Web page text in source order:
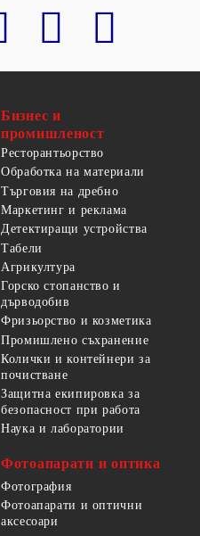
Бизнес и
промишленост
Ресторантьорство
Обработка на материали
Търговия на дребно
Маркетинг и реклама
Детектиращи устройства
Табели
Агрикултура
Горско стопанство и
дърводобив
Фризьорство и козметика
Промишлено съхранение
Колички и контейнери за
почистване
Защитна екипировка за
безопасност при работа
Наука и лаборатории
Фотоапарати и оптика
Фотография
Фотоапарати и оптични
аксесоари